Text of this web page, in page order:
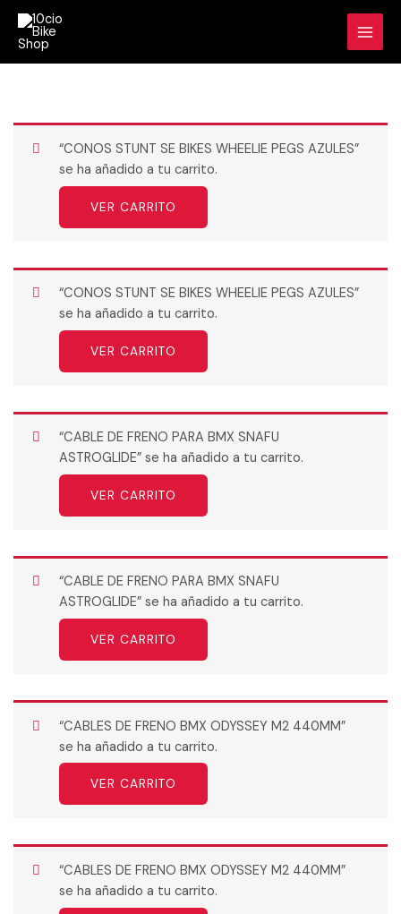
contenido
“CONOS STUNT SE BIKES WHEELIE PEGS AZULES”
se ha añadido a tu carrito.
VER CARRITO
“CONOS STUNT SE BIKES WHEELIE PEGS AZULES”
se ha añadido a tu carrito.
VER CARRITO
“CABLE DE FRENO PARA BMX SNAFU
ASTROGLIDE” se ha añadido a tu carrito.
VER CARRITO
“CABLE DE FRENO PARA BMX SNAFU
ASTROGLIDE” se ha añadido a tu carrito.
VER CARRITO
“CABLES DE FRENO BMX ODYSSEY M2 440MM”
se ha añadido a tu carrito.
VER CARRITO
“CABLES DE FRENO BMX ODYSSEY M2 440MM”
se ha añadido a tu carrito.